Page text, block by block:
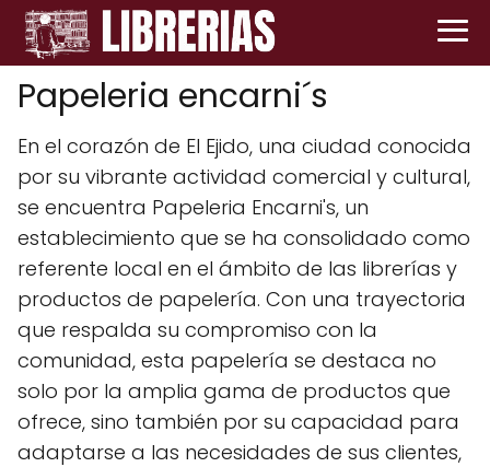
Papeleria encarni´s
En el corazón de El Ejido, una ciudad conocida
por su vibrante actividad comercial y cultural,
se encuentra Papeleria Encarni's, un
establecimiento que se ha consolidado como
referente local en el ámbito de las librerías y
productos de papelería. Con una trayectoria
que respalda su compromiso con la
comunidad, esta papelería se destaca no
solo por la amplia gama de productos que
ofrece, sino también por su capacidad para
adaptarse a las necesidades de sus clientes,